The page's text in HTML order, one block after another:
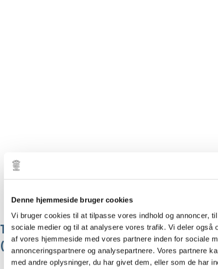
Denne hjemmeside bruger cookies
Vi bruger cookies til at tilpasse vores indhold og annoncer,
sociale medier og til at analysere vores trafik. Vi deler også
af vores hjemmeside med vores partnere inden for sociale
annonceringspartnere og analysepartnere. Vores partnere
med andre oplysninger, du har givet dem, eller som de har
Tæppe – Kelim “Lulu” fra Liv Interior
(140×200 cm)